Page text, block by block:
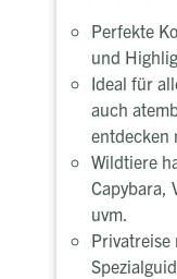
Perfekte
und
Ideal für
auch
entdecken
Wildtiere
Capybara,
uvm.
Privatreise